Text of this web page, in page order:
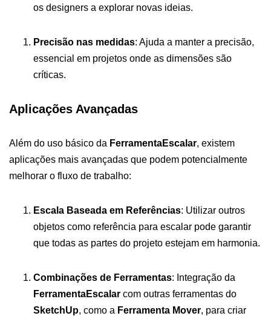
os designers a explorar novas ideias.
Precisão nas medidas: Ajuda a manter a precisão,
essencial em projetos onde as dimensões são
críticas.
Aplicações Avançadas
Além do uso básico da FerramentaEscalar, existem
aplicações mais avançadas que podem potencialmente
melhorar o fluxo de trabalho:
Escala Baseada em Referências: Utilizar outros
objetos como referência para escalar pode garantir
que todas as partes do projeto estejam em harmonia.
Combinações de Ferramentas: Integração da
FerramentaEscalar com outras ferramentas do
SketchUp, como a Ferramenta Mover, para criar